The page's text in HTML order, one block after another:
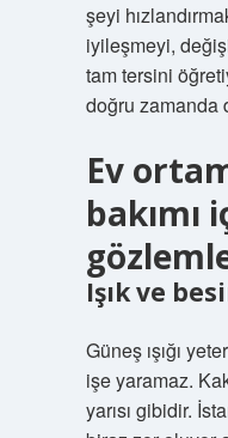
şeyi
iyileşmeyi,
tam tersini
doğru zamanda
Ev
bakımı
Işık ve
Güneş ışığı
işe yaramaz.
yarısı gibidir.